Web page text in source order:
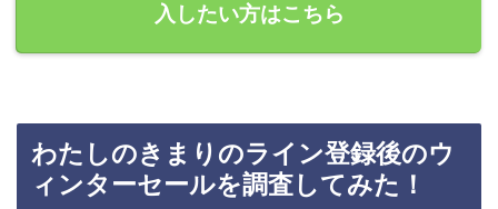
入したい方はこちら
わたしのきまりのライン登録後のウ
ィンターセールを調査してみた！